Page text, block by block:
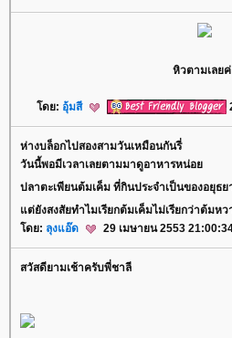
หิวตามเลยค่
ดย: อุ้มสี
ห่างบล็อกไปสองสามวันเหมือนกันรี่
วันนี้พอมีเวลาเลยตามมาดูอาหารหน่อ
ปลาตะเพียนต้มเค็ม ที่กินประจำเป็นของอยุธย
ต่ยังสงสัยทำไมเรียกต้มเค็มไม่เรียกว่าต้มหว
ดย: ลุงแอ๊ด 29 เมษายน 2553
สวัสดียามเช้าครับพี่ชาลี